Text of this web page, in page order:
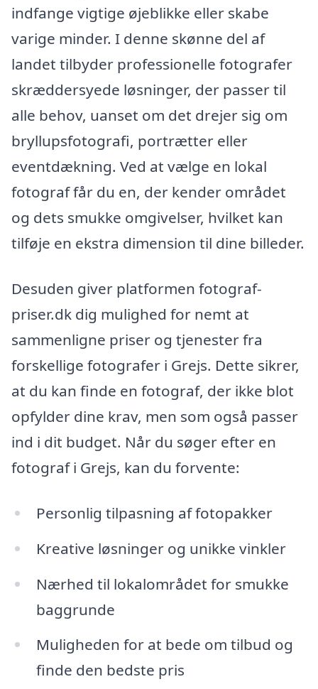
indfange vigtige øjeblikke eller skabe
varige minder. I denne skønne del af
landet tilbyder professionelle fotografer
skræddersyede løsninger, der passer til
alle behov, uanset om det drejer sig om
bryllupsfotografi, portrætter eller
eventdækning. Ved at vælge en lokal
fotograf får du en, der kender området
og dets smukke omgivelser, hvilket kan
tilføje en ekstra dimension til dine billeder.
Desuden giver platformen fotograf-
priser.dk dig mulighed for nemt at
sammenligne priser og tjenester fra
forskellige fotografer i Grejs. Dette sikrer,
at du kan finde en fotograf, der ikke blot
opfylder dine krav, men som også passer
ind i dit budget. Når du søger efter en
fotograf i Grejs, kan du forvente:
Personlig tilpasning af fotopakker
Kreative løsninger og unikke vinkler
Nærhed til lokalområdet for smukke
baggrunde
Muligheden for at bede om tilbud og
finde den bedste pris